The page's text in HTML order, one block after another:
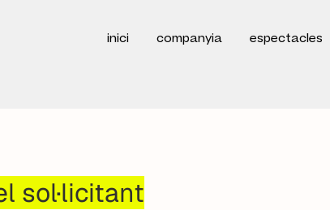
inici companyia espectacles
sol·licitant